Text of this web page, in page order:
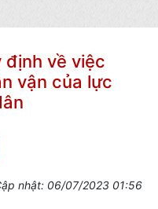
định về việc
vận của lực
nhật: 06/07/2023 01:56